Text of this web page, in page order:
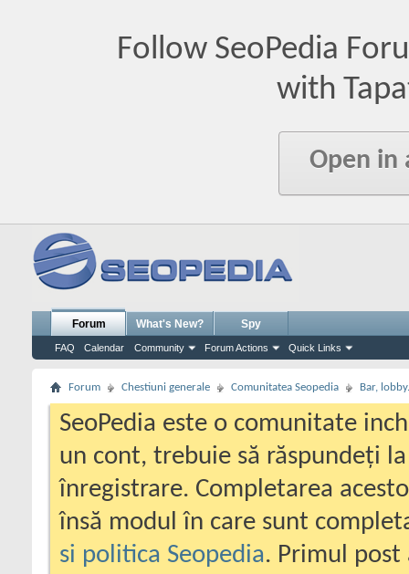
Follow SeoPedia
with
Open in
Forum
FAQ Calendar Community Forum Actions Quick Links
What's New? Spy
Forum Chestiuni generale Comunitatea Seopedia Bar,
SeoPedia este o comunitate
un cont, trebuie să răspundeți
înregistrare. Completarea
însă modul în care sunt
si politica Seopedia. Primul